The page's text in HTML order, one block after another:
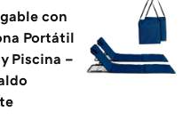
con
Portátil
Piscina –